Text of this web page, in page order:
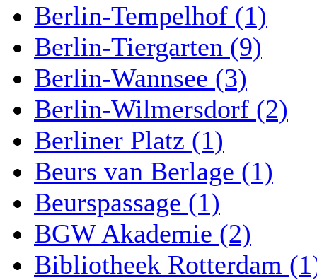
Berlin-Tempelhof (1)
Berlin-Tiergarten (9)
Berlin-Wannsee (3)
Berlin-Wilmersdorf (2)
Berliner Platz (1)
Beurs van Berlage (1)
Beurspassage (1)
BGW Akademie (2)
Bibliotheek Rotterdam